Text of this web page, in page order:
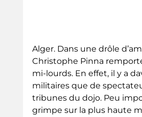
Alger. Dans une drôle
Christophe Pinna
mi-lourds. En effet, il y a
militaires que de
tribunes du dojo. Peu
grimpe sur la plus haute